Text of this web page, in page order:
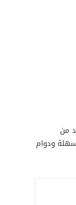
من
ودوام